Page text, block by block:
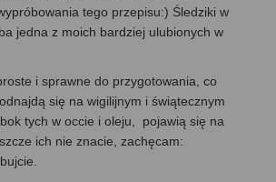
tego przepisu:) Śledziki w
jedna z moich bardziej ulubionych w
i sprawne do przygotowania, co
się na wigilijnym i świątecznym
tych w occie i oleju, pojawią się na
ich nie znacie, zachęcam: